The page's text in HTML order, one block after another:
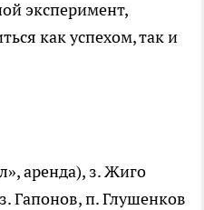
эксперимент,
как успехом, так и
аренда), з. Жиго
Гапонов, п. Глушенков